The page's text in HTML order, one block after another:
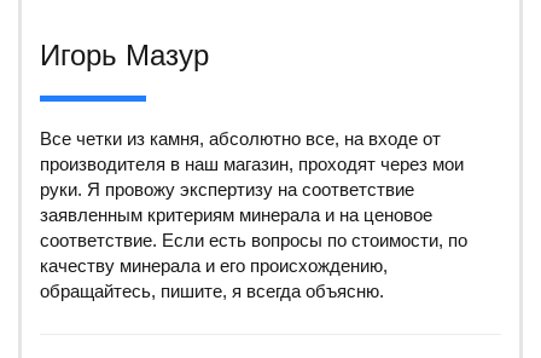
Игорь Мазур
Все четки из камня, абсолютно все, на входе от
производителя в наш магазин, проходят через мои
руки. Я провожу экспертизу на соответствие
заявленным критериям минерала и на ценовое
соответствие. Если есть вопросы по стоимости, по
качеству минерала и его происхождению,
обращайтесь, пишите, я всегда объясню.